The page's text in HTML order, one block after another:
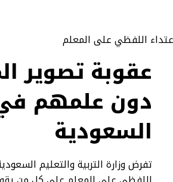
عقوبة تصوير
دون علمهم
السعودية
تفرض وزارة التربية والتعليم